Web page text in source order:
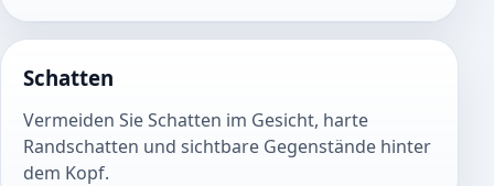
Schatten
Vermeiden Sie Schatten im Gesicht, harte
Randschatten und sichtbare Gegenstände hinter
dem Kopf.